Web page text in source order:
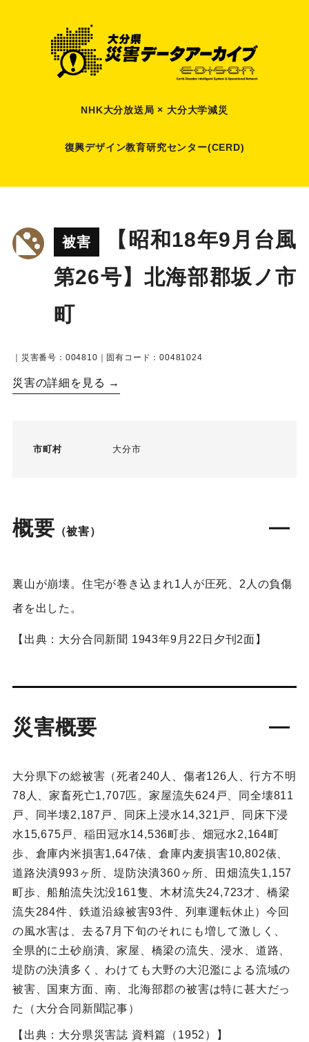
NHK大分放送局 × 大分大学減災
復興デザイン教育研究センター(CERD)
被害
【昭和18年9月台風
第26号】北海部郡坂ノ市
町
｜災害番号：004810｜固有コード：00481024
災害の詳細を見る →
市町村 大分市
概要 （被害）
裏山が崩壊。住宅が巻き込まれ1人が圧死、2人の負傷
者を出した。
【出典：大分合同新聞 1943年9月22日夕刊2面】
災害概要
大分県下の総被害（死者240人、傷者126人、行方不明
78人、家畜死亡1,707匹。家屋流失624戸、同全壊811
戸、同半壊2,187戸、同床上浸水14,321戸、同床下浸
水15,675戸、稲田冠水14,536町歩、畑冠水2,164町
歩、倉庫内米損害1,647俵、倉庫内麦損害10,802俵、
道路決潰993ヶ所、堤防決潰360ヶ所、田畑流失1,157
町歩、船舶流失沈没161隻、木材流失24,723才、橋梁
流失284件、鉄道沿線被害93件、列車運転休止）今回
の風水害は、去る7月下旬のそれにも増して激しく、
全県的に土砂崩潰、家屋、橋梁の流失、浸水、道路、
堤防の決潰多く、わけても大野の大氾濫による流域の
被害、国東方面、南、北海部郡の被害は特に甚大だっ
た（大分合同新聞記事）
【出典：大分県災害誌 資料篇（1952）】